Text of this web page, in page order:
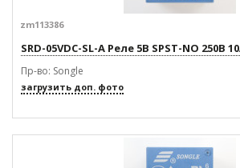
zm113386
SRD-05VDC-SL-A Реле 5В SPST-NO 250В
Пр-во: Songle
загрузить доп. фото